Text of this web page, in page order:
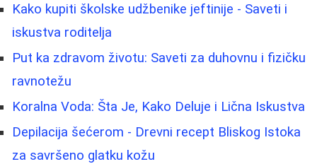
Kako kupiti školske udžbenike jeftinije - Saveti i
iskustva roditelja
Put ka zdravom životu: Saveti za duhovnu i fizičku
ravnotežu
Koralna Voda: Šta Je, Kako Deluje i Lična Iskustva
Depilacija šećerom - Drevni recept Bliskog Istoka
za savršeno glatku kožu